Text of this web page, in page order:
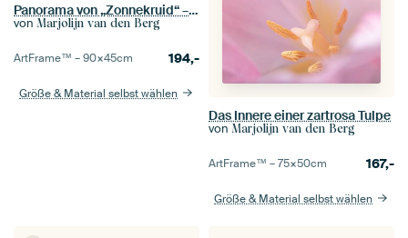
Panorama von „Zonnekruid“ – Die warmen Farben der Helenium-Blüte
von Marjolijn van den Berg
ArtFrame™ –90×45cm 194,-
Größe & Material selbst wählen
Das Innere einer zartrosa Tulpe
von Marjolijn van den Berg
ArtFrame™ –75×50cm 167,-
Größe & Material selbst wählen